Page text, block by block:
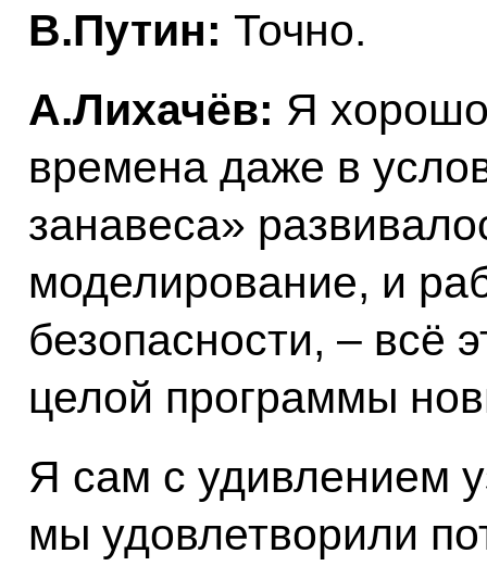
В.Путин: Точно.
А.Лихачёв: Я
времена даже в
занавеса»
моделирование, и
безопасности, – всё
целой программы
Я сам с удивлением
мы удовлетворили